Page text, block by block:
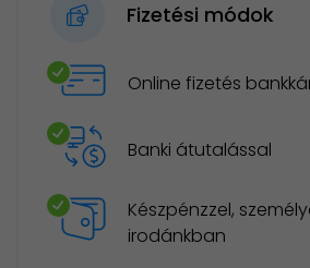
Fizetési módok
Online fizetés
Banki átutalással
Készpénzzel,
irodánkban